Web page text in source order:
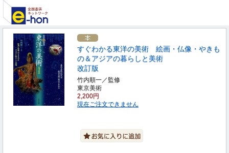
すぐわかる東洋の美術 絵画・仏像・やきも
の＆アジアの暮らしと美術
改訂版
竹内順一／監修
東京美術
2,200円
現在ご注文できません